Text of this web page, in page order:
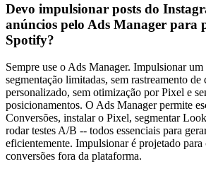
Devo impulsionar posts do
anúncios pelo Ads Manager para
Spotify?
Sempre use o Ads Manager. Impulsionar
segmentação limitadas, sem rastreamento de
personalizado, sem otimização por Pixel e
posicionamentos. O Ads Manager permite
Conversões, instalar o Pixel, segmentar
rodar testes A/B -- todos essenciais para
eficientemente. Impulsionar é projetado para
conversões fora da plataforma.